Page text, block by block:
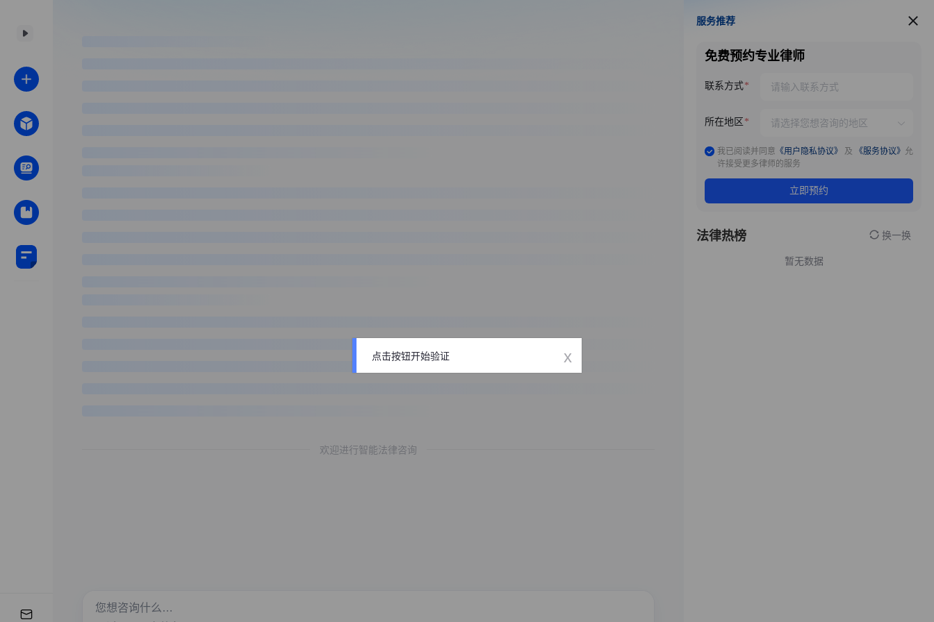
欢迎进行智能法律咨询
服务推荐
服务推荐
免费预约专业律师
联系方式
所在地区
我已阅读并同意 《用户隐私协议》 及 《服务协议》 允
许接受更多律师的服务
立即预约
法律热榜 换一换
暂无数据
点击按钮开始验证 x